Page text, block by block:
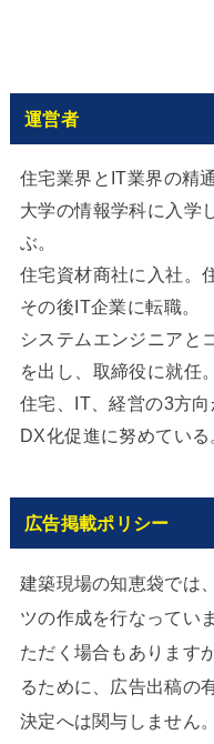
運営者
住宅業界とIT業界の精通
大学の情報学科に入学
ぶ。
住宅資材商社に入社。
その後IT企業に転職。
システムエンジニアと
を出し、取締役に就任。
住宅、IT、経営の3方向
DX化促進に努めている
広告掲載ポリシー
建築現場の知恵袋では
ツの作成を行なってい
ただく場合もあります
るために、広告出稿の
決定へは関与しません